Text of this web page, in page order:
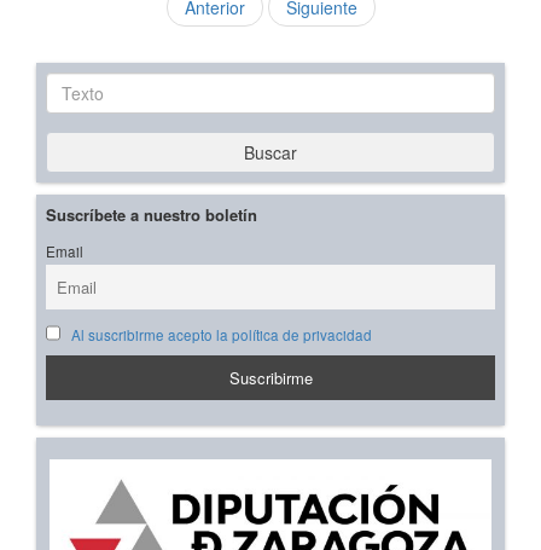
Anterior Siguiente
Texto
Buscar
Suscríbete a nuestro boletín
Email
Al suscribirme acepto la política de privacidad